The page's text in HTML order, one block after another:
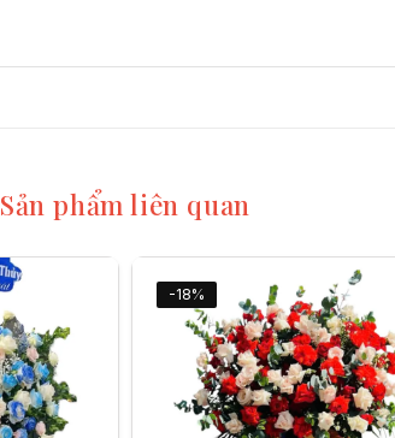
Sản phẩm liên quan
-18%